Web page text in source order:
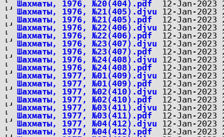
Шахматы, 1976, №20(404).pdf
Шахматы, 1976, №21(405).djvu
Шахматы, 1976, №21(405).pdf
Шахматы, 1976, №22(406).djvu
Шахматы, 1976, №22(406).pdf
Шахматы, 1976, №23(407).djvu
Шахматы, 1976, №23(407).pdf
Шахматы, 1976, №24(408).djvu
Шахматы, 1976, №24(408).pdf
Шахматы, 1977, №01(409).djvu
Шахматы, 1977, №01(409).pdf
Шахматы, 1977, №02(410).djvu
Шахматы, 1977, №02(410).pdf
Шахматы, 1977, №03(411).djvu
Шахматы, 1977, №03(411).pdf
Шахматы, 1977, №04(412).djvu
Шахматы, 1977, №04(412).pdf